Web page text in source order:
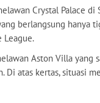
Crystal Palace
berlangsung hanya
League.
Aston Villa
Di atas kertas, situasi